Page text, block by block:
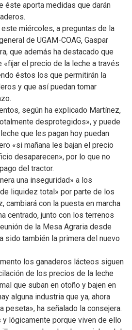
éste aporta medidas que darán
miércoles, a preguntas de la
de UGAM-COAG, Gaspar
que además ha destacado que
«fijar el precio de la leche a través
éstos los que permitirán la
y que así puedan tomar
según ha explicado Martínez,
desprotegidos», y puede
que les pagan hoy puedan
«si mañana les bajan el precio
desaparecen», por lo que no
del tractor.
una inseguridad» a los
liquidez total» por parte de los
cambiará con la puesta en marcha
centrado, junto con los terrenos
de la Mesa Agraria desde
sido también la primera del nuevo
los ganaderos lácteos siguen
de los precios de la leche
que suban en otoño y bajen en
alguna industria que ya, ahora
peseta», ha señalado la consejera.
y lógicamente porque viven de ello